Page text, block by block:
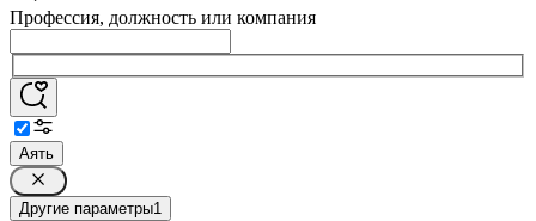
Профессия, должность или компания
Аять
Другие параметры1